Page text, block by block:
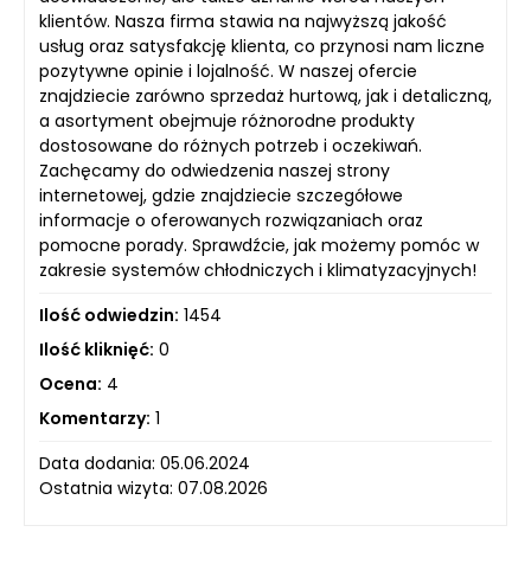
klientów. Nasza firma stawia na najwyższą jakość
usług oraz satysfakcję klienta, co przynosi nam liczne
pozytywne opinie i lojalność. W naszej ofercie
znajdziecie zarówno sprzedaż hurtową, jak i detaliczną,
a asortyment obejmuje różnorodne produkty
dostosowane do różnych potrzeb i oczekiwań.
Zachęcamy do odwiedzenia naszej strony
internetowej, gdzie znajdziecie szczegółowe
informacje o oferowanych rozwiązaniach oraz
pomocne porady. Sprawdźcie, jak możemy pomóc w
zakresie systemów chłodniczych i klimatyzacyjnych!
Ilość odwiedzin: 1454
Ilość kliknięć: 0
Ocena: 4
Komentarzy: 1
Data dodania: 05.06.2024
Ostatnia wizyta: 07.08.2026